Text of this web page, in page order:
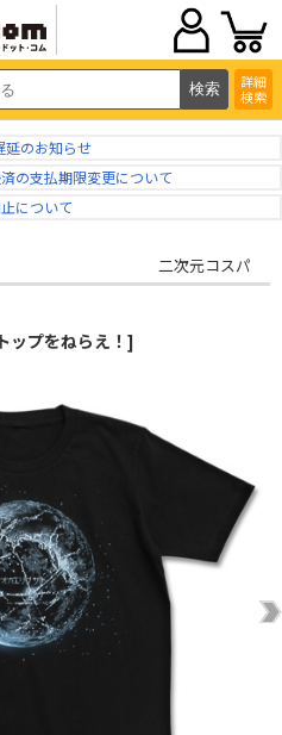
詳細
検索
延のお知らせ
の支払期限変更について
について
二次元コスパ
ップをねらえ！]